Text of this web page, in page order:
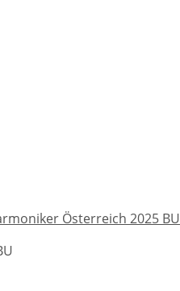
Österreich 2025 BU